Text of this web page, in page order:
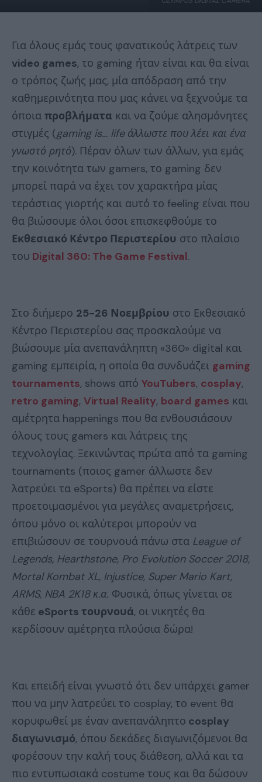
Για όλους εμάς τους φανατικούς λάτρεις των
video games, το gaming ήταν είναι και θα είναι
ο τρόπος ζωής μας, μία απόδραση από την
καθημερινότητα που μας κάνει να ξεχνούμε τα
όποια προβλήματα και να ζούμε αλησμόνητες
στιγμές (gaming is… life άλλωστε που λέει και ένα
γνωστό ρητό). Πέραν όλων των άλλων, για εμάς
την κοινότητα των gamers, το gaming δεν
μπορεί παρά να έχει τον χαρακτήρα μίας
τεράστιας γιορτής και αυτό το feeling είναι που
θα βιώσουμε όλοι όσοι επισκεφθούμε το
Εκθεσιακό Κέντρο Περιστερίου στο πλαίσιο
του Digital 360: The Game Festival.
Στο διήμερο 25-26 Νοεμβρίου στο Εκθεσιακό
Κέντρο Περιστερίου σας προσκαλούμε να
βιώσουμε μία ανεπανάληπτη «360» digital και
gaming εμπειρία, η οποία θα συνδυάζει gaming
tournaments, shows από YouTubers, cosplay,
retro gaming, Virtual Reality, board games και
αμέτρητα happenings που θα ενθουσιάσουν
όλους τους gamers και λάτρεις της
τεχνολογίας. Ξεκινώντας πρώτα από τα gaming
tournaments (ποιος gamer άλλωστε δεν
λατρεύει τα eSports) θα πρέπει να είστε
προετοιμασμένοι για μεγάλες αναμετρήσεις,
όπου μόνο οι καλύτεροι μπορούν να
επιβιώσουν σε τουρνουά πάνω στα League of
Legends, Hearthstone, Pro Evolution Soccer 2018,
Mortal Kombat XL, Injustice, Super Mario Kart,
ARMS, NBA 2K18 κ.α. Φυσικά, όπως γίνεται σε
κάθε eSports τουρνουά, οι νικητές θα
κερδίσουν αμέτρητα πλούσια δώρα!
Και επειδή είναι γνωστό ότι δεν υπάρχει gamer
που να μην λατρεύει το cosplay, το event θα
κορυφωθεί με έναν ανεπανάληπτο cosplay
διαγωνισμό, όπου δεκάδες διαγωνιζόμενοι θα
φορέσουν την καλή τους διάθεση, αλλά και τα
πιο εντυπωσιακά costume τους και θα δώσουν